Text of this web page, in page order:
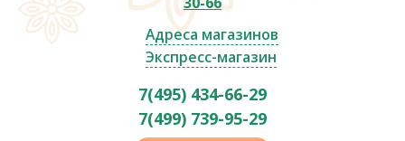
Адреса магазинов
Экспресс-магазин
7(495) 434-66-29
7(499) 739-95-29